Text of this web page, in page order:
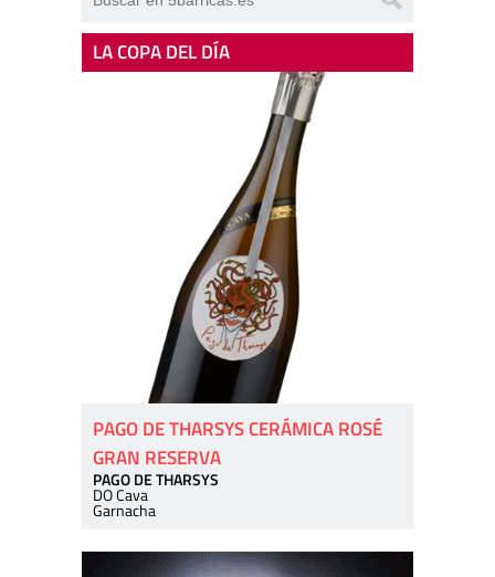
LA COPA DEL DÍA
PAGO DE THARSYS CERÁMICA ROSÉ
GRAN RESERVA
PAGO DE THARSYS
DO Cava
Garnacha